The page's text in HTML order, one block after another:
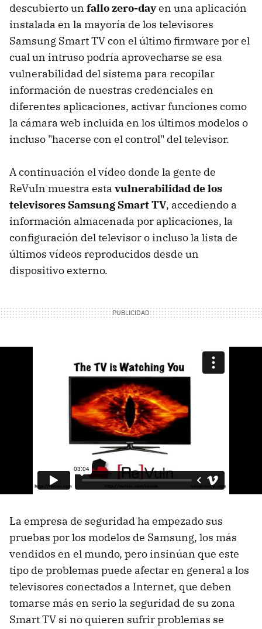
descubierto un fallo zero-dayen una aplicación
instalada en la mayoría de los televisores
Samsung Smart TV con el último firmware por el
cual un intruso podría aprovecharse se esa
vulnerabilidad del sistema para recopilar
información de nuestras credenciales en
diferentes aplicaciones, activar funciones como
la cámara web incluida en los últimos modelos o
incluso "hacerse con el control" del televisor.
A continuación el vídeo donde la gente de
ReVuIn muestra esta vulnerabilidad de los
televisores Samsung Smart TV, accediendo a
información almacenada por aplicaciones, la
configuración del televisor o incluso la lista de
últimos vídeos reproducidos desde un
dispositivo externo.
La empresa de seguridad ha empezado sus
pruebas por los modelos de Samsung, los más
vendidos en el mundo, pero insinúan que este
tipo de problemas puede afectar en general a los
televisores conectados a Internet, que deben
tomarse más en serio la seguridad de su zona
Smart TV si no quieren sufrir problemas se